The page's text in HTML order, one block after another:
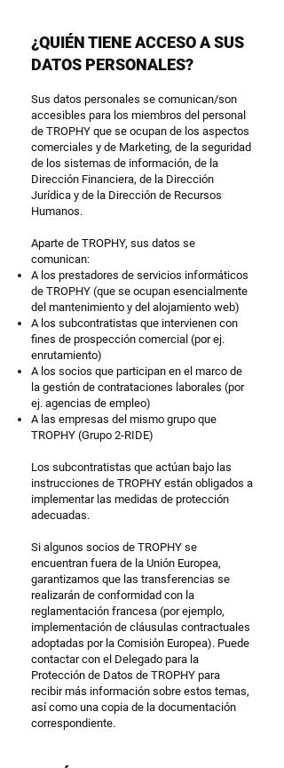
¿QUIÉN TIENE ACCESO A SUS
DATOS PERSONALES?
Sus datos personales se comunican/son
accesibles para los miembros del personal
de TROPHY que se ocupan de los aspectos
comerciales y de Marketing, de la seguridad
de los sistemas de información, de la
Dirección Financiera, de la Dirección
Jurídica y de la Dirección de Recursos
Humanos.
Aparte de TROPHY, sus datos se
comunican:
A los prestadores de servicios informáticos
de TROPHY (que se ocupan esencialmente
del mantenimiento y del alojamiento web)
A los subcontratistas que intervienen con
fines de prospección comercial (por ej.
enrutamiento)
A los socios que participan en el marco de
la gestión de contrataciones laborales (por
ej. agencias de empleo)
A las empresas del mismo grupo que
TROPHY (Grupo 2-RIDE)
Los subcontratistas que actúan bajo las
instrucciones de TROPHY están obligados a
implementar las medidas de protección
adecuadas.
Si algunos socios de TROPHY se
encuentran fuera de la Unión Europea,
garantizamos que las transferencias se
realizarán de conformidad con la
reglamentación francesa (por ejemplo,
implementación de cláusulas contractuales
adoptadas por la Comisión Europea). Puede
contactar con el Delegado para la
Protección de Datos de TROPHY para
recibir más información sobre estos temas,
así como una copia de la documentación
correspondiente.